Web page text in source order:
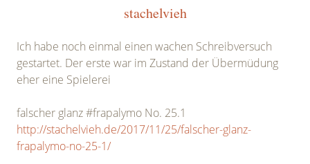
stachelvieh
Ich habe noch einmal einen wachen Schreibversuch
gestartet. Der erste war im Zustand der Übermüdung
eher eine Spielerei
falscher glanz #frapalymo No. 25.1
http://stachelvieh.de/2017/11/25/falscher-glanz-
frapalymo-no-25-1/